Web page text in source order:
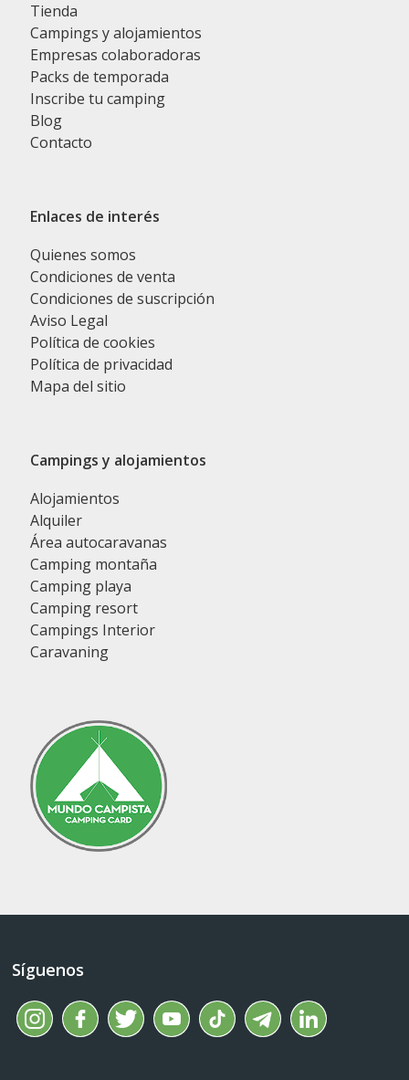
Tienda
Campings y alojamientos
Empresas colaboradoras
Packs de temporada
Inscribe tu camping
Blog
Contacto
Enlaces de interés
Quienes somos
Condiciones de venta
Condiciones de suscripción
Aviso Legal
Política de cookies
Política de privacidad
Mapa del sitio
Campings y alojamientos
Alojamientos
Alquiler
Área autocaravanas
Camping montaña
Camping playa
Camping resort
Campings Interior
Caravaning
Síguenos